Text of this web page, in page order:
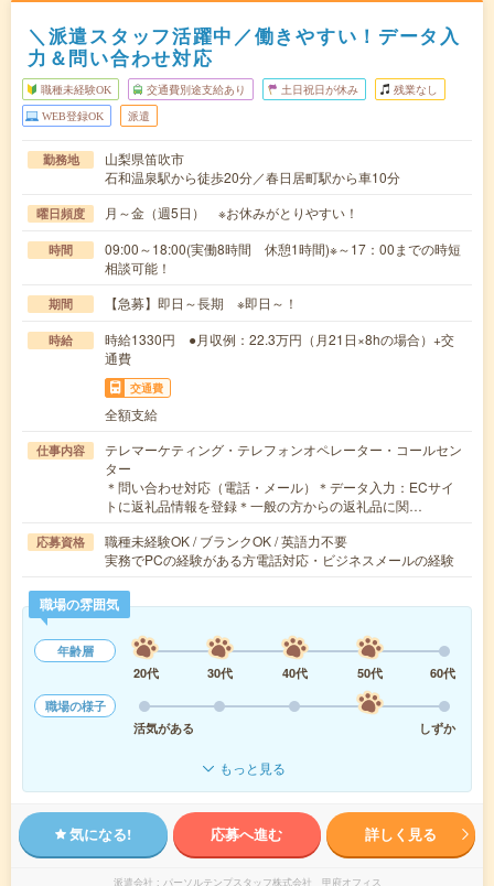
＼派遣スタッフ活躍中／働きやすい！データ入
力＆問い合わせ対応
職種未経験OK 交通費別途支給あり 土日祝日が休み 残業なし
WEB登録OK 派遣
勤務地
山梨県笛吹市
石和温泉駅から徒歩20分／春日居町駅から車10分
曜日頻度 月～金（週5日） ※お休みがとりやすい！
時間
09:00～18:00(実働8時間 休憩1時間)※～17：00までの時短
相談可能！
期間 【急募】即日～長期 ※即日～！
時給
時給1330円 ●月収例：22.3万円（月21日×8hの場合）+交
通費
交通費
全額支給
仕事内容
テレマーケティング・テレフォンオペレーター・コールセン
ター
＊問い合わせ対応（電話・メール）＊データ入力：ECサイ
トに返礼品情報を登録＊一般の方からの返礼品に関…
応募資格
職種未経験OK / ブランクOK / 英語力不要
実務でPCの経験がある方電話対応・ビジネスメールの経験
職場の雰囲気
年齢層
20代
30代 40代 50代
60代
職場の様子
活気がある
しずか
もっと見る
気になる! 応募へ進む 詳しく見る
派遣会社 パーソルテンプスタッフ株式会社 甲府オフィス